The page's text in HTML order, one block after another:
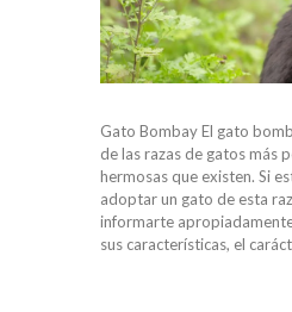
Gato Bombay El gato
de las razas de gatos más
hermosas que existen. Si
adoptar un gato de esta
informarte
sus características, el